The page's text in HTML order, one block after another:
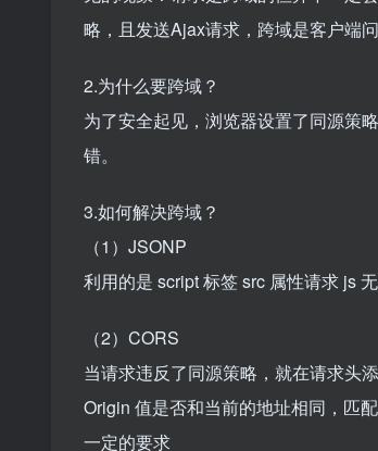
略，且发送Ajax请求，跨域是客户端问
2.为什么要跨域？
为了安全起见，浏览器设置了同源策
错。
3.如何解决跨域？
（1）JSONP
利用的是 script 标签 src 属性请求 js
（2）CORS
当请求违反了同源策略，就在请求头
Origin 值是否和当前的地址相同，匹
一定的要求